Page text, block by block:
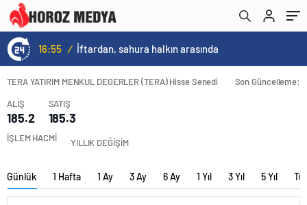
16:55 / İftardan, sahura halkın arasında
TERA YATIRIM MENKUL DEGERLER (TERA) Hisse Senedi
Son Güncelleme:
ALIŞ
185.2
SATIŞ
185.3
İŞLEM HACMİ YILLIK DEĞİŞİM
Günlük 1 Hafta 1 Ay 3 Ay 6 Ay 1 Yıl 3 Yıl 5 Yıl